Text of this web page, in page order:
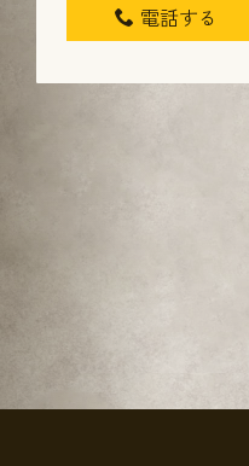
電話する